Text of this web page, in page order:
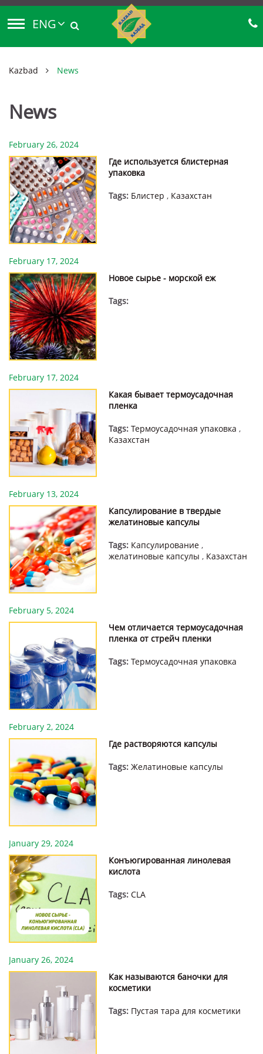
ENG
Kazbad News
News
February 26, 2024
Где используется блистерная
упаковка
Tags: Блистер , Казахстан
February 17, 2024
Новое сырье - морской еж
Tags:
February 17, 2024
Какая бывает термоусадочная
пленка
Tags: Термоусадочная упаковка ,
Казахстан
February 13, 2024
Капсулирование в твердые
желатиновые капсулы
Tags: Капсулирование ,
желатиновые капсулы , Казахстан
February 5, 2024
Чем отличается термоусадочная
пленка от стрейч пленки
Tags: Термоусадочная упаковка
February 2, 2024
Где растворяются капсулы
Tags: Желатиновые капсулы
January 29, 2024
Конъюгированная линолевая
кислота
Tags: CLA
January 26, 2024
Как называются баночки для
косметики
Tags: Пустая тара для косметики